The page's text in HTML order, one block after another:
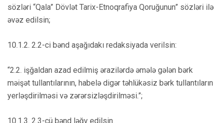
sözləri “Qala” Dövlət Tarix-Etnoqrafiya Qoruğunun” sözləri ilə
əvəz edilsin;
10.1.2. 2.2-ci bənd aşağıdakı redaksiyada verilsin:
“2.2. işğaldan azad edilmiş ərazilərdə əmələ gələn bərk
məişət tullantılarının, habelə digər təhlükəsiz bərk tullantıların
yerləşdirilməsi və zərərsizləşdirilməsi.”;
10.1.3. 2.3-cü bənd ləğv edilsin.